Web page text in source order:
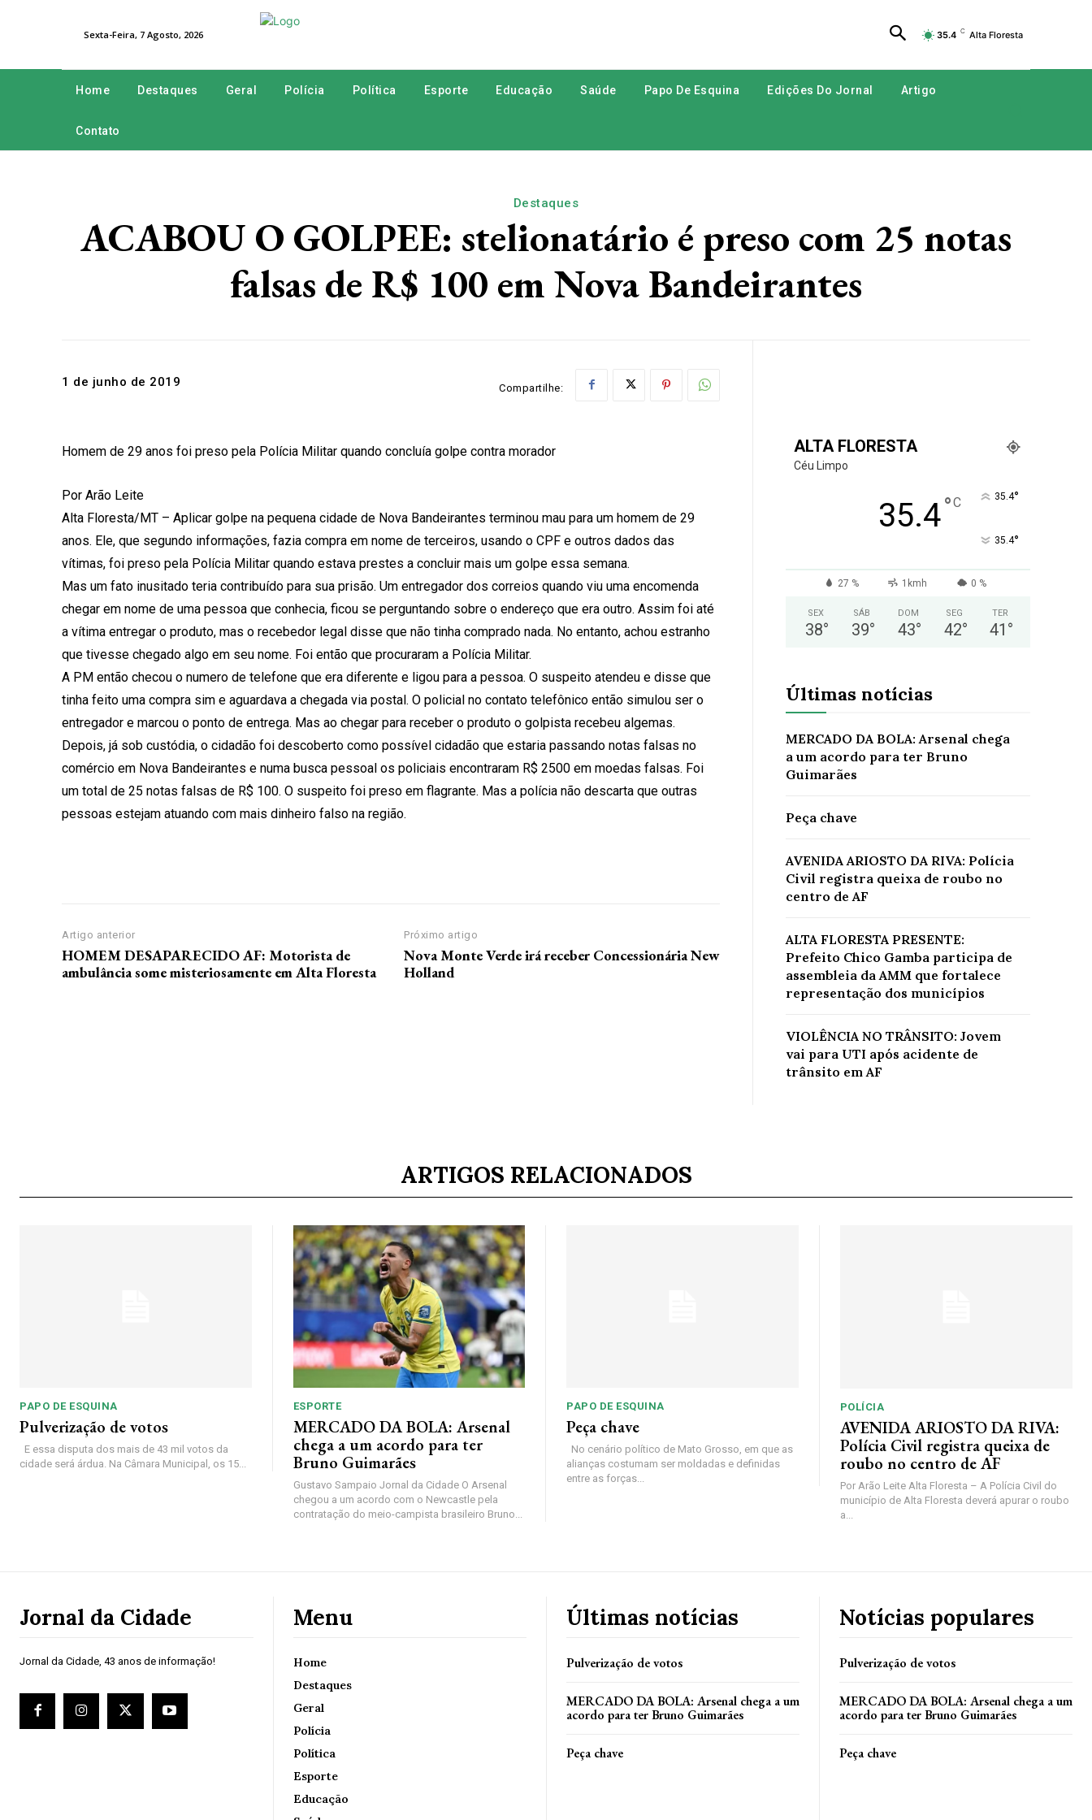
Sexta-Feira, 7 Agosto, 2026 35.4 C Alta Floresta
Home Destaques Geral Polícia Política Esporte Educação Saúde Papo De Esquina Edições Do Jornal Artigo
Contato
Destaques
ACABOU O GOLPEE: stelionatário é preso com 25 notas
falsas de R$ 100 em Nova Bandeirantes
1 de junho de 2019 Compartilhe:
Homem de 29 anos foi preso pela Polícia Militar quando concluía golpe contra morador
Por Arão Leite
Alta Floresta/MT – Aplicar golpe na pequena cidade de Nova Bandeirantes terminou mau para um homem de 29
anos. Ele, que segundo informações, fazia compra em nome de terceiros, usando o CPF e outros dados das
vítimas, foi preso pela Polícia Militar quando estava prestes a concluir mais um golpe essa semana.
Mas um fato inusitado teria contribuído para sua prisão. Um entregador dos correios quando viu uma encomenda
chegar em nome de uma pessoa que conhecia, ficou se perguntando sobre o endereço que era outro. Assim foi até
a vítima entregar o produto, mas o recebedor legal disse que não tinha comprado nada. No entanto, achou estranho
que tivesse chegado algo em seu nome. Foi então que procuraram a Polícia Militar.
A PM então checou o numero de telefone que era diferente e ligou para a pessoa. O suspeito atendeu e disse que
tinha feito uma compra sim e aguardava a chegada via postal. O policial no contato telefônico então simulou ser o
entregador e marcou o ponto de entrega. Mas ao chegar para receber o produto o golpista recebeu algemas.
Depois, já sob custódia, o cidadão foi descoberto como possível cidadão que estaria passando notas falsas no
comércio em Nova Bandeirantes e numa busca pessoal os policiais encontraram R$ 2500 em moedas falsas. Foi
um total de 25 notas falsas de R$ 100. O suspeito foi preso em flagrante. Mas a polícia não descarta que outras
pessoas estejam atuando com mais dinheiro falso na região.
Artigo anterior
HOMEM DESAPARECIDO AF: Motorista de
ambulância some misteriosamente em Alta Floresta
Próximo artigo
Nova Monte Verde irá receber Concessionária New
Holland
ALTA FLORESTA
Céu Limpo
35.4°C 35.4°
35.4°
27 % 1kmh 0 %
SEX
38°
SÁB
39°
DOM
43°
SEG
42°
TER
41 °
Últimas notícias
MERCADO DA BOLA: Arsenal chega
a um acordo para ter Bruno
Guimarães
Peça chave
AVENIDA ARIOSTO DA RIVA: Polícia
Civil registra queixa de roubo no
centro de AF
ALTA FLORESTA PRESENTE:
Prefeito Chico Gamba participa de
assembleia da AMM que fortalece
representação dos municípios
VIOLÊNCIA NO TRÂNSITO: Jovem
vai para UTI após acidente de
trânsito em AF
ARTIGOS RELACIONADOS
PAPO DE ESQUINA
Pulverização de votos
E essa disputa dos mais de 43 mil votos da
cidade será árdua. Na Câmara Municipal, os 15...
ESPORTE
MERCADO DA BOLA: Arsenal
chega a um acordo para ter
Bruno Guimarães
Gustavo Sampaio Jornal da Cidade O Arsenal
chegou a um acordo com o Newcastle pela
contratação do meio-campista brasileiro Bruno...
PAPO DE ESQUINA
Peça chave
No cenário político de Mato Grosso, em que as
alianças costumam ser moldadas e definidas
entre as forças...
POLÍCIA
AVENIDA ARIOSTO DA RIVA:
Polícia Civil registra queixa de
roubo no centro de AF
Por Arão Leite Alta Floresta – A Polícia Civil do
município de Alta Floresta deverá apurar o roubo
a...
Jornal da Cidade
Jornal da Cidade, 43 anos de informação!
Menu
Home
Destaques
Geral
Polícia
Política
Esporte
Educação
Últimas notícias
Pulverização de votos
MERCADO DA BOLA: Arsenal chega a um
acordo para ter Bruno Guimarães
Peça chave
Notícias populares
Pulverização de votos
MERCADO DA BOLA: Arsenal chega a um
acordo para ter Bruno Guimarães
Peça chave